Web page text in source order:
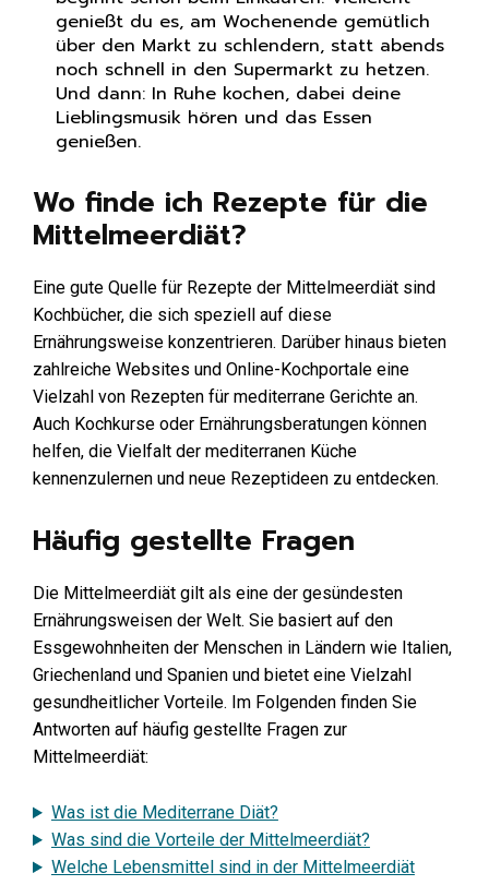
genießt du es, am Wochenende gemütlich
über den Markt zu schlendern, statt abends
noch schnell in den Supermarkt zu hetzen.
Und dann: In Ruhe kochen, dabei deine
Lieblingsmusik hören und das Essen
genießen.
Wo finde ich Rezepte für die
Mittelmeerdiät?
Eine gute Quelle für Rezepte der Mittelmeerdiät sind
Kochbücher, die sich speziell auf diese
Ernährungsweise konzentrieren. Darüber hinaus bieten
zahlreiche Websites und Online-Kochportale eine
Vielzahl von Rezepten für mediterrane Gerichte an.
Auch Kochkurse oder Ernährungsberatungen können
helfen, die Vielfalt der mediterranen Küche
kennenzulernen und neue Rezeptideen zu entdecken.
Häufig gestellte Fragen
Die Mittelmeerdiät gilt als eine der gesündesten
Ernährungsweisen der Welt. Sie basiert auf den
Essgewohnheiten der Menschen in Ländern wie Italien,
Griechenland und Spanien und bietet eine Vielzahl
gesundheitlicher Vorteile. Im Folgenden finden Sie
Antworten auf häufig gestellte Fragen zur
Mittelmeerdiät:
Was ist die Mediterrane Diät?
Was sind die Vorteile der Mittelmeerdiät?
Welche Lebensmittel sind in der Mittelmeerdiät